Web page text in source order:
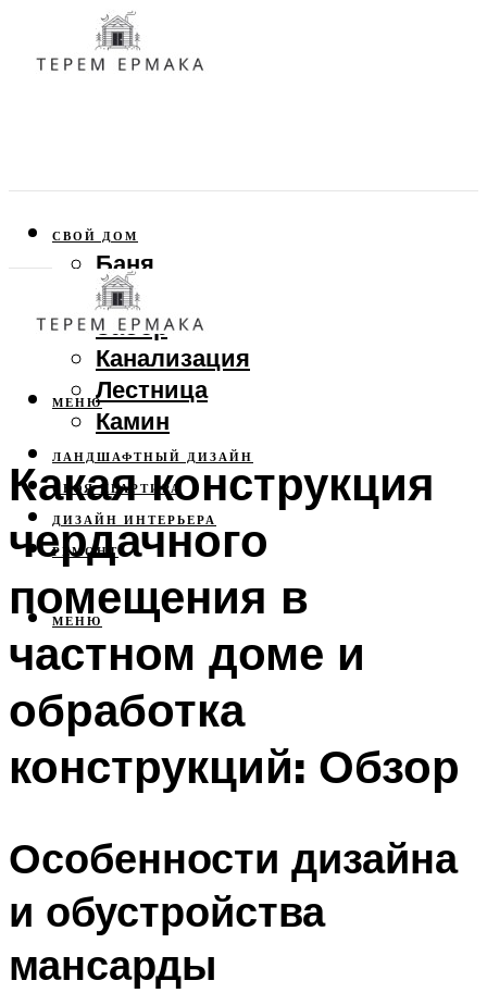
СВОЙ ДОМ
Баня
Веранда
Забор
Канализация
Лестница
Камин
ЛАНДШАФТНЫЙ ДИЗАЙН
СВОЯ КВАРТИРА
ДИЗАЙН ИНТЕРЬЕРА
РЕМОНТ
МЕНЮ
МЕНЮ
Какая конструкция
чердачного
помещения в
частном доме и
обработка
конструкций: Обзор
Особенности дизайна
и обустройства
мансарды